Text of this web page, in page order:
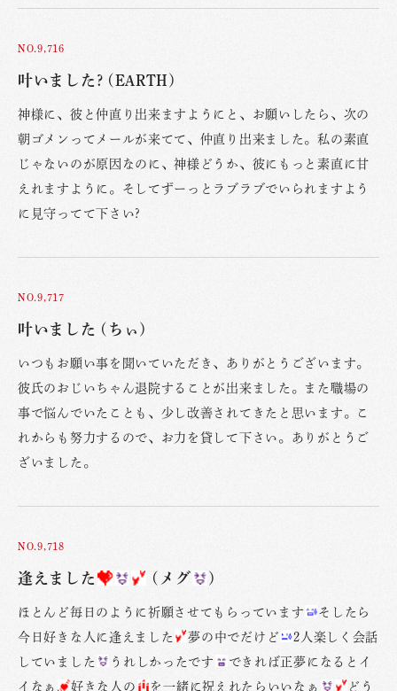
NO.9,716
叶いました? (EARTH)
神様に、彼と仲直り出来ますようにと、お願いしたら、次の
朝ゴメンってメールが来てて、仲直り出来ました。私の素直
じゃないのが原因なのに、神様どうか、彼にもっと素直に甘
えれますように。そしてずーっとラブラブでいられますよう
に見守ってて下さい?
NO.9,717
叶いました (ちぃ)
いつもお願い事を聞いていただき、ありがとうございます。
彼氏のおじいちゃん退院することが出来ました。また職場の
事で悩んでいたことも、少し改善されてきたと思います。こ
れからも努力するので、お力を貸して下さい。ありがとうご
ざいました。
NO.9,718
逢えました (メグ )
ほとんど毎日のように祈願させてもらっています
そしたら
今日好きな人に逢えました
夢の中でだけど
2人楽しく会話
していました
うれしかったです
できれば正夢になるとイ
イなぁ
好きな人の を一緒に祝えれたらいいなぁ どう